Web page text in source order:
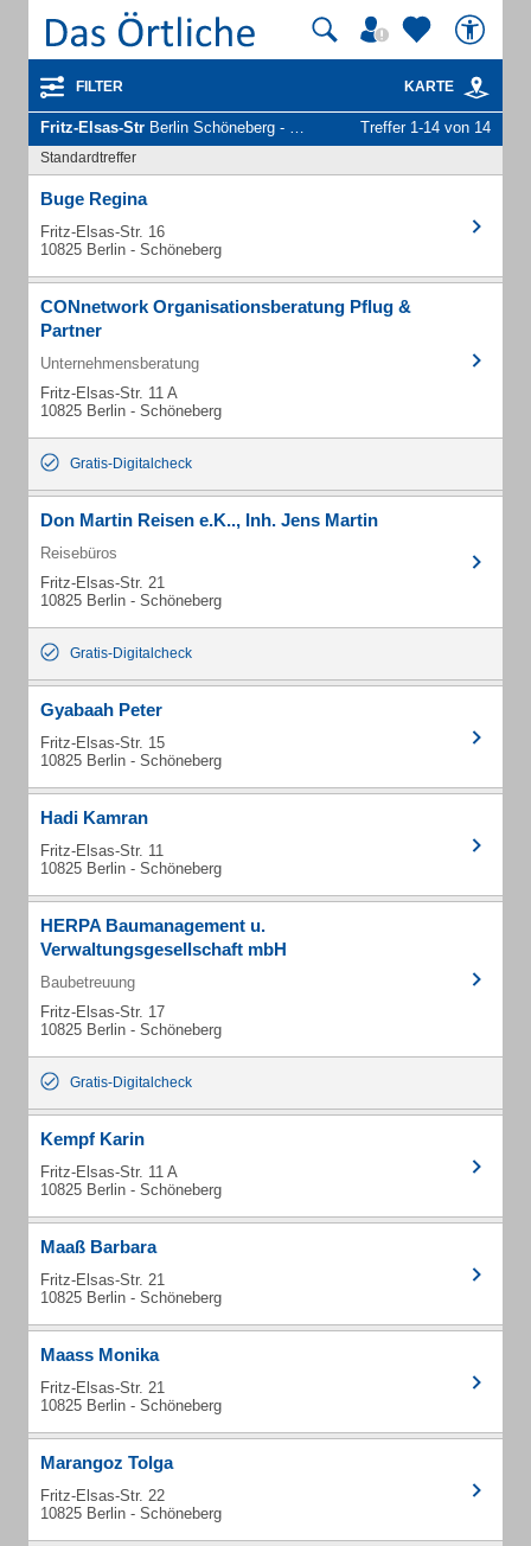
FILTER KARTE
Fritz-Elsas-Str Berlin Schöneberg - Unternehmen und Personen Treffer 1-14 von 14
Standardtreffer
Buge Regina
Fritz-Elsas-Str. 16
10825 Berlin - Schöneberg
CONnetwork Organisationsberatung Pflug &
Partner
Unternehmensberatung
Fritz-Elsas-Str. 11 A
10825 Berlin - Schöneberg
Gratis-Digitalcheck
Don Martin Reisen e.K.., Inh. Jens Martin
Reisebüros
Fritz-Elsas-Str. 21
10825 Berlin - Schöneberg
Gratis-Digitalcheck
Gyabaah Peter
Fritz-Elsas-Str. 15
10825 Berlin - Schöneberg
Hadi Kamran
Fritz-Elsas-Str. 11
10825 Berlin - Schöneberg
HERPA Baumanagement u.
Verwaltungsgesellschaft mbH
Baubetreuung
Fritz-Elsas-Str. 17
10825 Berlin - Schöneberg
Gratis-Digitalcheck
Kempf Karin
Fritz-Elsas-Str. 11 A
10825 Berlin - Schöneberg
Maaß Barbara
Fritz-Elsas-Str. 21
10825 Berlin - Schöneberg
Maass Monika
Fritz-Elsas-Str. 21
10825 Berlin - Schöneberg
Marangoz Tolga
Fritz-Elsas-Str. 22
10825 Berlin - Schöneberg